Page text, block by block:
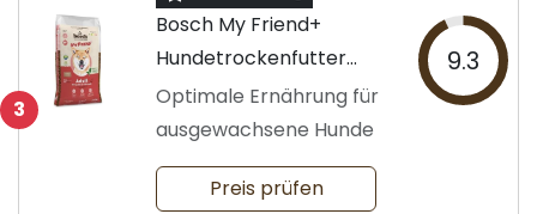
3
Bosch My Friend+
Hundetrockenfutter
12kg
Optimale Ernährung für
ausgewachsene Hunde
9.3
Preis prüfen